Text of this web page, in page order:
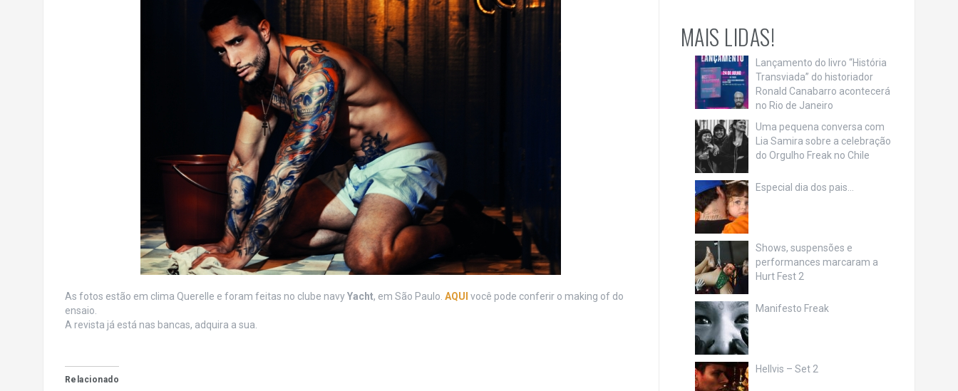
As fotos estão em clima Querelle e foram feitas no clube navyYacht, em São Paulo. AQUI você pode conferir o making of do
ensaio.
A revista já está nas bancas, adquira a sua.
Relacionado
MAIS LIDAS!
Lançamento do livro “História
Transviada” do historiador
Ronald Canabarro acontecerá
no Rio de Janeiro
Uma pequena conversa com
Lia Samira sobre a celebração
do Orgulho Freak no Chile
Especial dia dos pais…
Shows, suspensões e
performances marcaram a
Hurt Fest 2
Manifesto Freak
Hellvis – Set 2